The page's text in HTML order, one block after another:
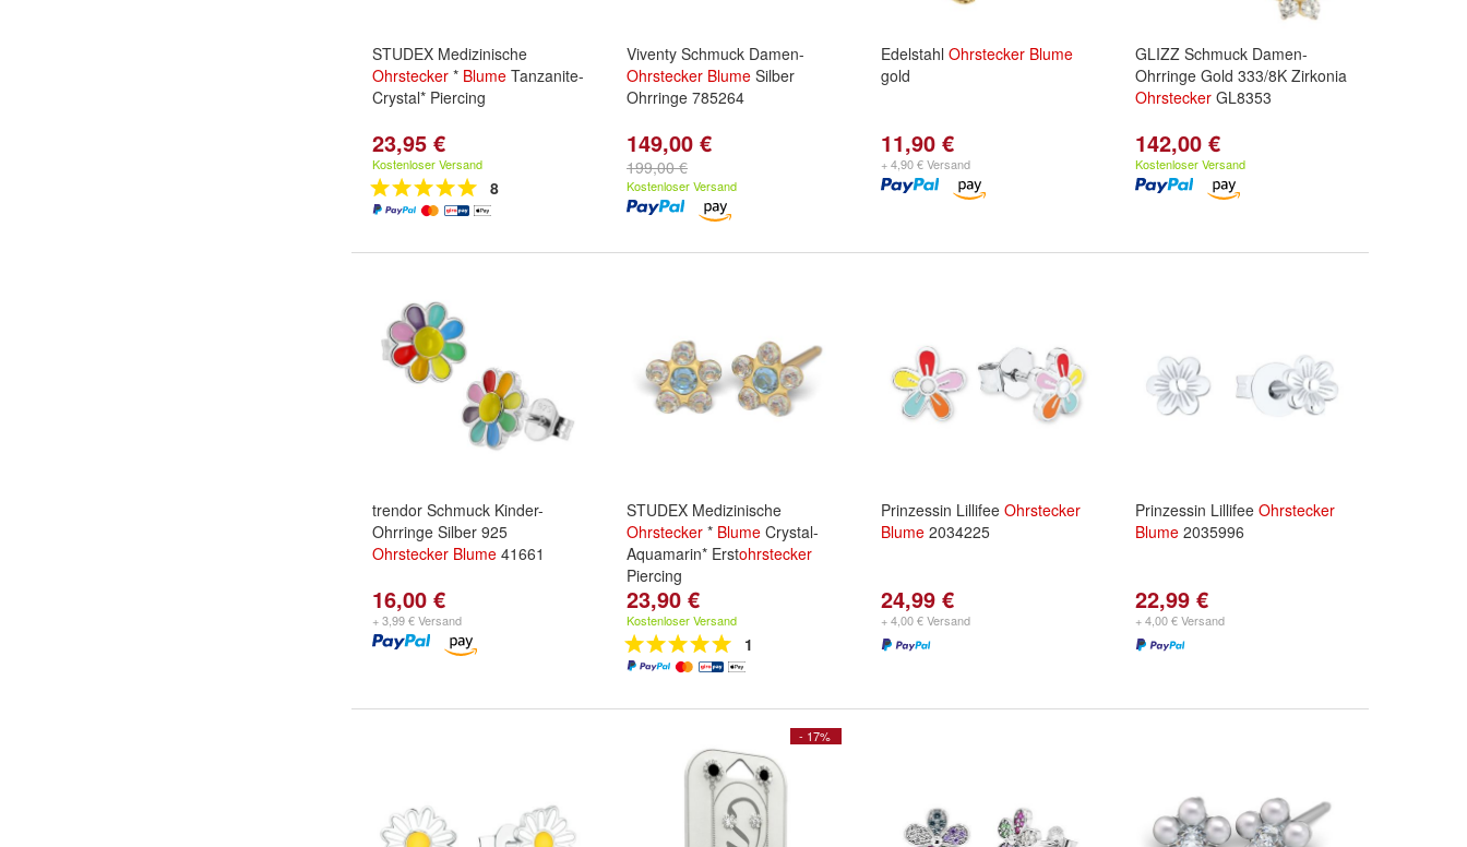
STUDEX Medizinische
Ohrstecker * Blume Tanzanite-
Crystal* Piercing
23,95 €
Kostenloser Versand
8
Viventy Schmuck Damen-
Ohrstecker Blume Silber
Ohrringe 785264
149,00 €
199,00 €
Kostenloser Versand
Edelstahl Ohrstecker Blume
gold
11,90 €
+ 4,90 € Versand
GLIZZ Schmuck Damen-
Ohrringe Gold 333/8K Zirkonia
Ohrstecker GL8353
142,00 €
Kostenloser Versand
trendor Schmuck Kinder-
Ohrringe Silber 925
Ohrstecker Blume 41661
16,00 €
+ 3,99 € Versand
STUDEX Medizinische
Ohrstecker * Blume Crystal-
Aquamarin* Erstohrstecker
Piercing
23,90 €
Kostenloser Versand
1
Prinzessin Lillifee Ohrstecker
Blume 2034225
24,99 €
+ 4,00 € Versand
Prinzessin Lillifee Ohrstecker
Blume 2035996
22,99 €
+ 4,00 € Versand
- 17%